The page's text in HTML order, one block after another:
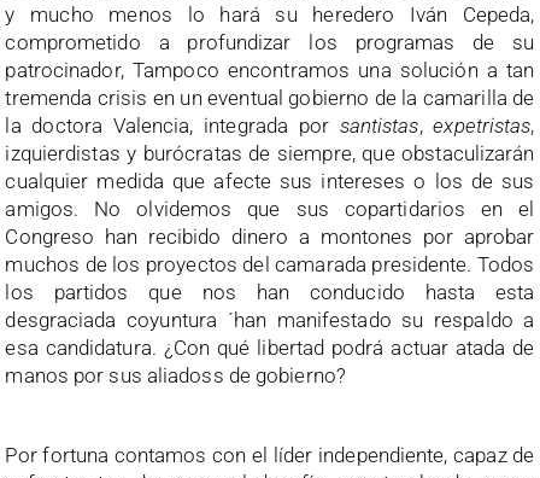
y mucho menos lo hará su heredero Iván Cepeda,
comprometido a profundizar los programas de su
patrocinador, Tampoco encontramos una solución a tan
tremenda crisis en un eventual gobierno de la camarilla de
la doctora Valencia, integrada por santistas,expetristas,
izquierdistas y burócratas de siempre, que obstaculizarán
cualquier medida que afecte sus intereses o los de sus
amigos. No olvidemos que sus copartidarios en el
Congreso han recibido dinero a montones por aprobar
muchos de los proyectos del camarada presidente. Todos
los partidos que nos han conducido hasta esta
desgraciada coyuntura ´han manifestado su respaldo a
esa candidatura. ¿Con qué libertad podrá actuar atada de
manos por sus aliadoss de gobierno?
Por fortuna contamos con el líder independiente, capaz de